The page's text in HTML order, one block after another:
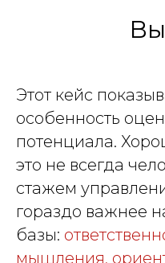
Этот кейс
особенность
потенциала.
это не всегда
стажем
гораздо важнее
базы:
мышления,